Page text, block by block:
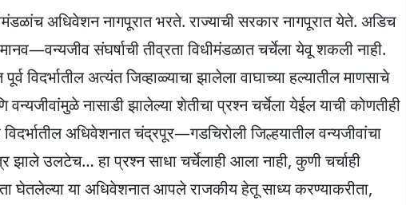
अधिवेशन नागपूरात भरते. राज्याची सरकार नागपूरात येते. अडिच
संघर्षाची तीव्रता विधीमंडळात चर्चेला येवू शकली नाही.
विदर्भातील अत्यंत जिव्हाळ्याचा झालेला वाघाच्या हल्यातील माणसाचे
नासाडी झालेल्या शेतीचा प्रश्न चर्चेला येईल याची कोणतीही
अधिवेशनात चंद्रपूर—गडचिरोली जिल्हयातील वन्यजीवांचा
झाले उलटेच… हा प्रश्न साधा चर्चेलाही आला नाही, कुणी चर्चाही
घेतलेल्या या अधिवेशनात आपले राजकीय हेतू साध्य करण्याकरीता,